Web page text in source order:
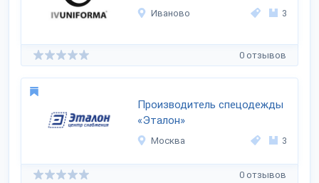
Иваново 3
0 отзывов
Производитель спецодежды
«Эталон»
Москва 3
0 отзывов